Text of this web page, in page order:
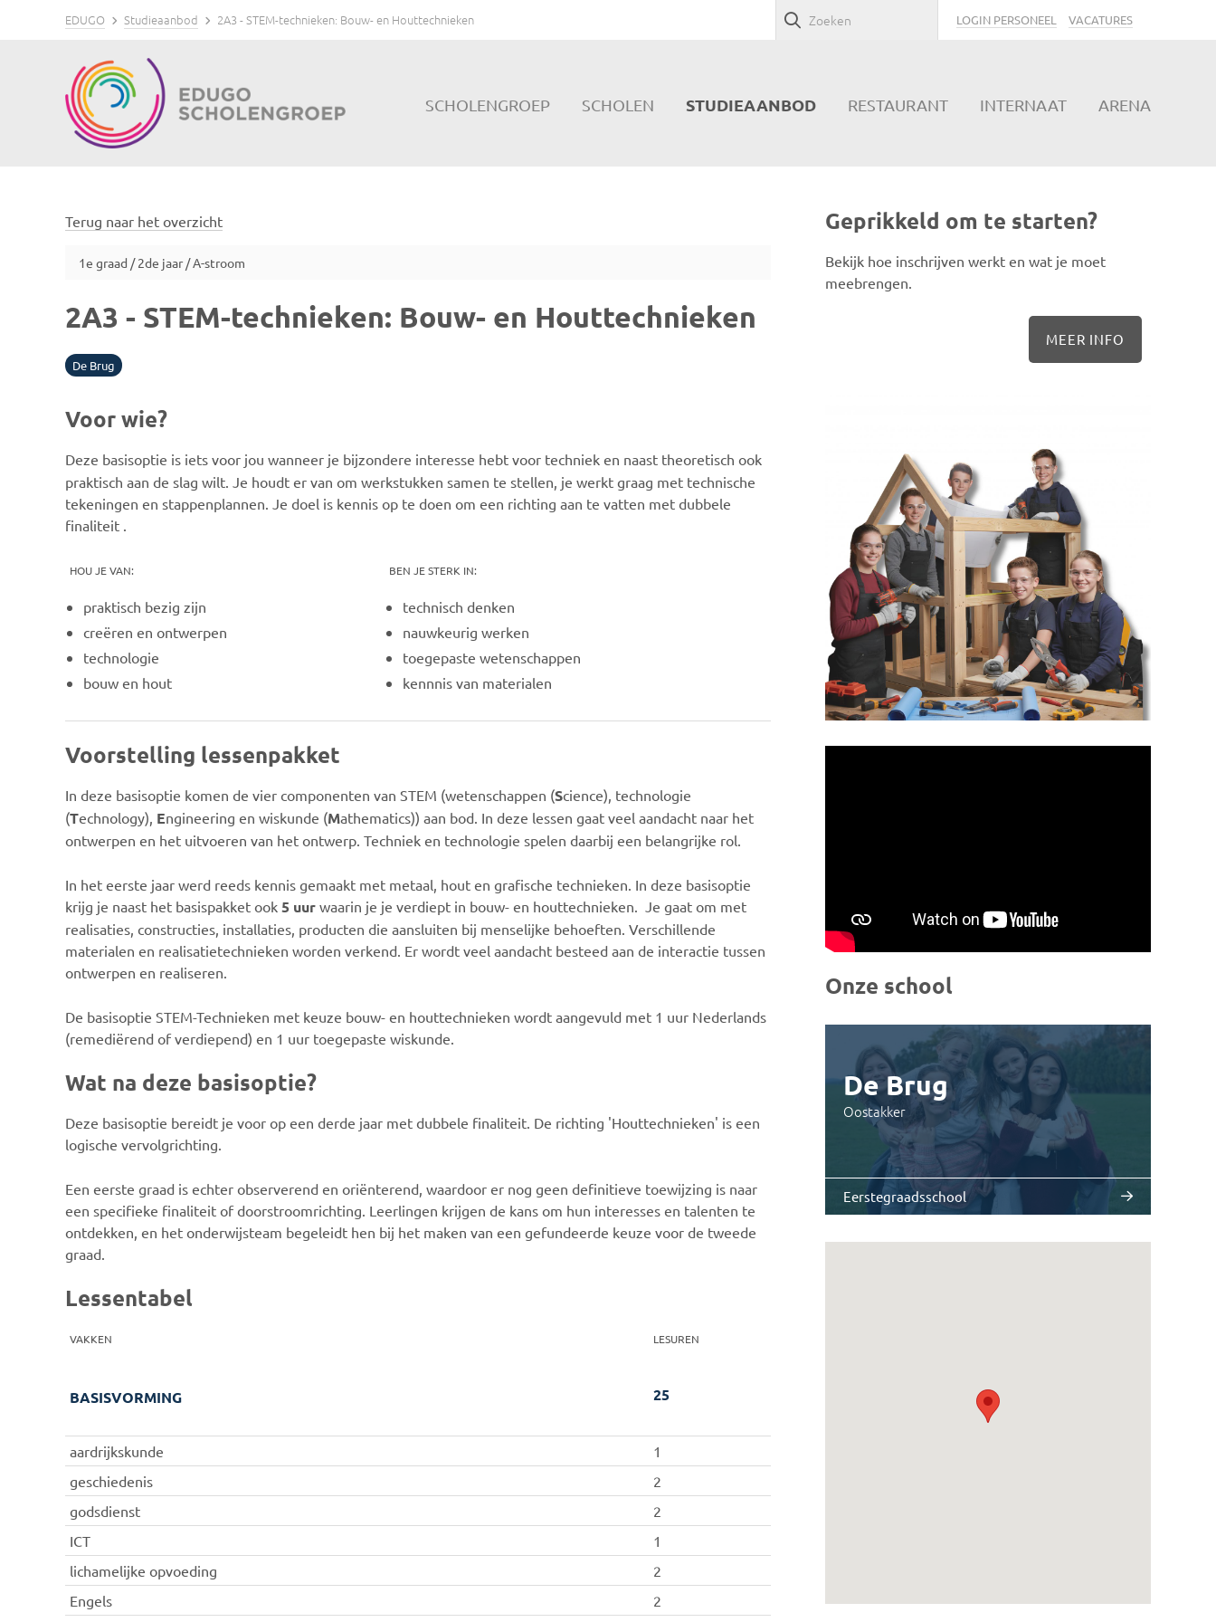
EDUGO Studieaanbod 2A3 - STEM-technieken: Bouw- en Houttechnieken LOGIN PERSONEEL VACATURES
SCHOLENGROEP SCHOLEN STUDIEAANBOD RESTAURANT INTERNAAT ARENA
Terug naar het overzicht
1e graad / 2de jaar / A-stroom
2A3 - STEM-technieken: Bouw- en Houttechnieken
De Brug
Voor wie?
Deze basisoptie is iets voor jou wanneer je bijzondere interesse hebt voor techniek en naast theoretisch ook
praktisch aan de slag wilt. Je houdt er van om werkstukken samen te stellen, je werkt graag met technische
tekeningen en stappenplannen. Je doel is kennis op te doen om een richting aan te vatten met dubbele
finaliteit .
HOU JE VAN: BEN JE STERK IN:
praktisch bezig zijn
creëren en ontwerpen
technologie
bouw en hout
technisch denken
nauwkeurig werken
toegepaste wetenschappen
kennnis van materialen
Voorstelling lessenpakket
In deze basisoptie komen de vier componenten van STEM (wetenschappen (Science), technologie
(Technology), Engineering en wiskunde (Mathematics)) aan bod. In deze lessen gaat veel aandacht naar het
ontwerpen en het uitvoeren van het ontwerp. Techniek en technologie spelen daarbij een belangrijke rol.
In het eerste jaar werd reeds kennis gemaakt met metaal, hout en grafische technieken. In deze basisoptie
krijg je naast het basispakket ook 5 uur waarin je je verdiept in bouw- en houttechnieken. Je gaat om met
realisaties, constructies, installaties, producten die aansluiten bij menselijke behoeften. Verschillende
materialen en realisatietechnieken worden verkend. Er wordt veel aandacht besteed aan de interactie tussen
ontwerpen en realiseren.
De basisoptie STEM-Technieken met keuze bouw- en houttechnieken wordt aangevuld met 1 uur Nederlands
(remediërend of verdiepend) en 1 uur toegepaste wiskunde.
Wat na deze basisoptie?
Deze basisoptie bereidt je voor op een derde jaar met dubbele finaliteit. De richting 'Houttechnieken' is een
logische vervolgrichting.
Een eerste graad is echter observerend en oriënterend, waardoor er nog geen definitieve toewijzing is naar
een specifieke finaliteit of doorstroomrichting. Leerlingen krijgen de kans om hun interesses en talenten te
ontdekken, en het onderwijsteam begeleidt hen bij het maken van een gefundeerde keuze voor de tweede
graad.
Lessentabel
VAKKEN LESUREN
BASISVORMING 25
aardrijkskunde
1
geschiedenis
2
godsdienst
2
ICT
1
lichamelijke opvoeding
2
Engels
2
Geprikkeld om te starten?
Bekijk hoe inschrijven werkt en wat je moet
meebrengen.
MEER INFO
Onze school
De Brug
Oostakker
Eerstegraadsschool